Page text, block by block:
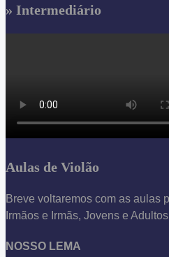
» Intermediário
Aulas de Violão
Breve voltaremos com as aulas
Irmãos e Irmãs, Jovens e
NOSSO LEMA